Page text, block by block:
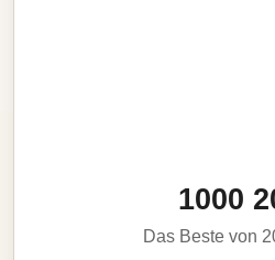
1000
Das Beste von